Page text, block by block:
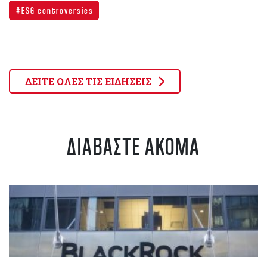
ESG controversies
ΔΕΙΤΕ ΟΛΕΣ ΤΙΣ ΕΙΔΗΣΕΙΣ
ΔΙΑΒΑΣΤΕ ΑΚΟΜΑ